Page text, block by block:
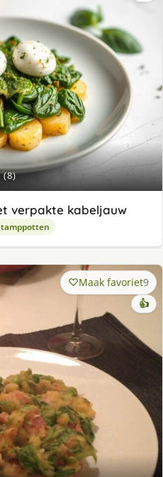
(8)
verpakte kabeljauw
Maak favoriet9
👍